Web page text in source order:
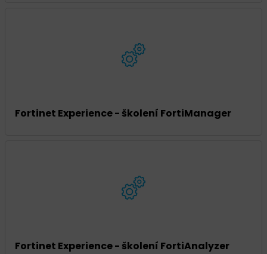
Fortinet Experience - školení FortiManager
Fortinet Experience - školení FortiAnalyzer